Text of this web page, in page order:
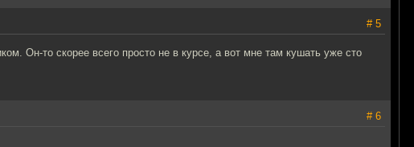
# 5
Он-то скорее всего просто не в курсе, а вот мне там кушать уже сто
# 6